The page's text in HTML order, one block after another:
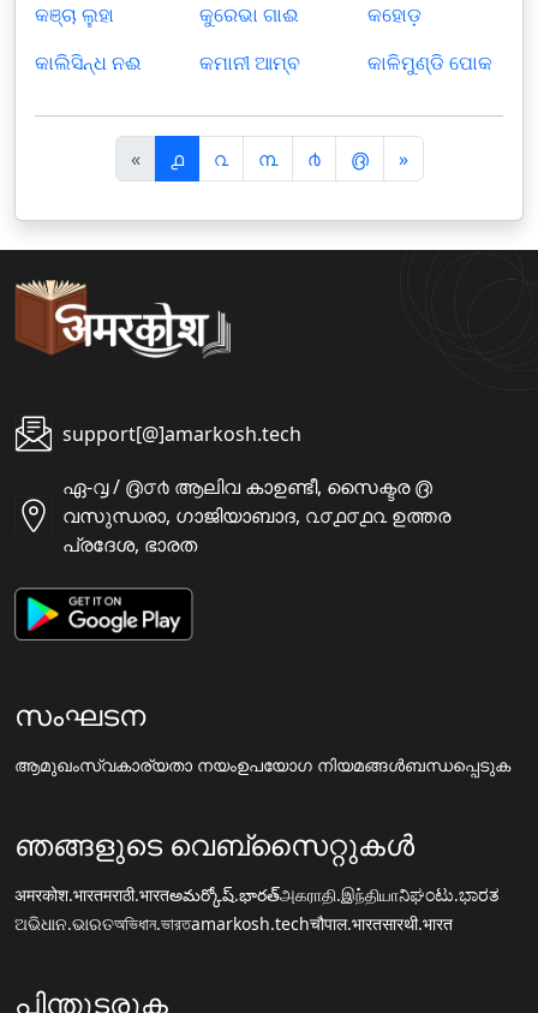
କଞ୍ଚା ଲୁହା
କାଲିସିନ୍ଧ ନଈ
କୁରେଭା ଗାଈ
କମାନୀ ଆମ୍ବ
କହୋଡ଼
କାଳିମୁଣ୍ଡି ପୋକ
«पि
छ
ला
൧ ൨ ൩ ൪ ൫ »अ
ग
ला
support[@]amarkosh.tech
ഏ-൮ / ൫൦൪ ആലിവ കാഉണ്ടീ, സൈക്ടര ൫
വസുന്ധരാ, ഗാജിയാബാദ, ൨൦൧൦൧൨ ഉത്തര
പ്രദേശ, ഭാരത
സംഘടന
ആമുഖംസ്വകാര്യതാ നയംഉപയോഗ നിയമങ്ങൾബന്ധപ്പെടുക
ഞങ്ങളുടെ വെബ്സൈറ്റുകൾ
अमरकोश.भारतमराठी.भारतఅమర్కోష్.భారత్அகராதி.இந்தியாನಿಘಂಟು.ಭಾರತ
ଅଭିଧାନ.ଭାରତঅভিধান.ভারতamarkosh.techचौपाल.भारतसारथी.भारत
പിന്തുടരുക